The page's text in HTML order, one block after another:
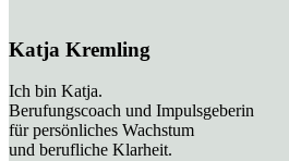
Katja Kremling
Ich bin Katja.
Berufungscoach und Impulsgeberin
für persönliches Wachstum
und berufliche Klarheit.